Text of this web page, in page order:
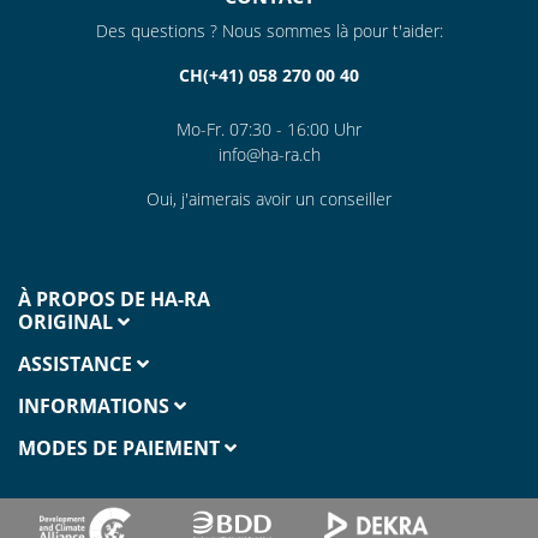
Des questions ? Nous sommes là pour t'aider:
CH(+41) 058 270 00 40
Mo-Fr. 07:30 - 16:00 Uhr
info@ha-ra.ch
Oui, j'aimerais avoir un conseiller
À PROPOS DE HA-RA
ORIGINAL
ASSISTANCE
INFORMATIONS
MODES DE PAIEMENT